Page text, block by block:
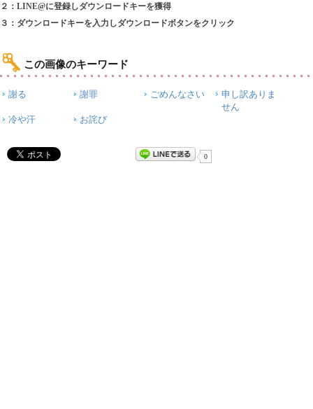
２：LINE@に登録しダウンロードキーを獲得
３：ダウンロードキーを入力しダウンロードボタンをクリック
この画像のキーワード
謝る 謝罪 ごめんなさい
申し訳ありま
せん
冷や汗
お詫び
0